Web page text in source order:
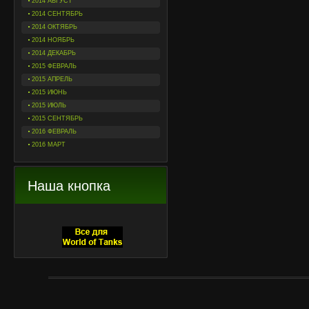
2014 СЕНТЯБРЬ
2014 ОКТЯБРЬ
2014 НОЯБРЬ
2014 ДЕКАБРЬ
2015 ФЕВРАЛЬ
2015 АПРЕЛЬ
2015 ИЮНЬ
2015 ИЮЛЬ
2015 СЕНТЯБРЬ
2016 ФЕВРАЛЬ
2016 МАРТ
Наша кнопка